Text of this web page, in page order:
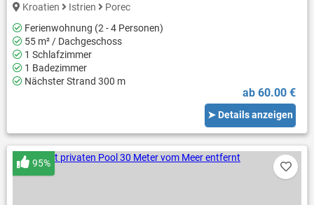
Kroatien Istrien
Porec
Ferienwohnung (2 - 4 Personen)
55 m² / Dachgeschoss
1 Schlafzimmer
1 Badezimmer
Nächster Strand 300 m
ab 60.00 €
➤ Details anzeigen
95%